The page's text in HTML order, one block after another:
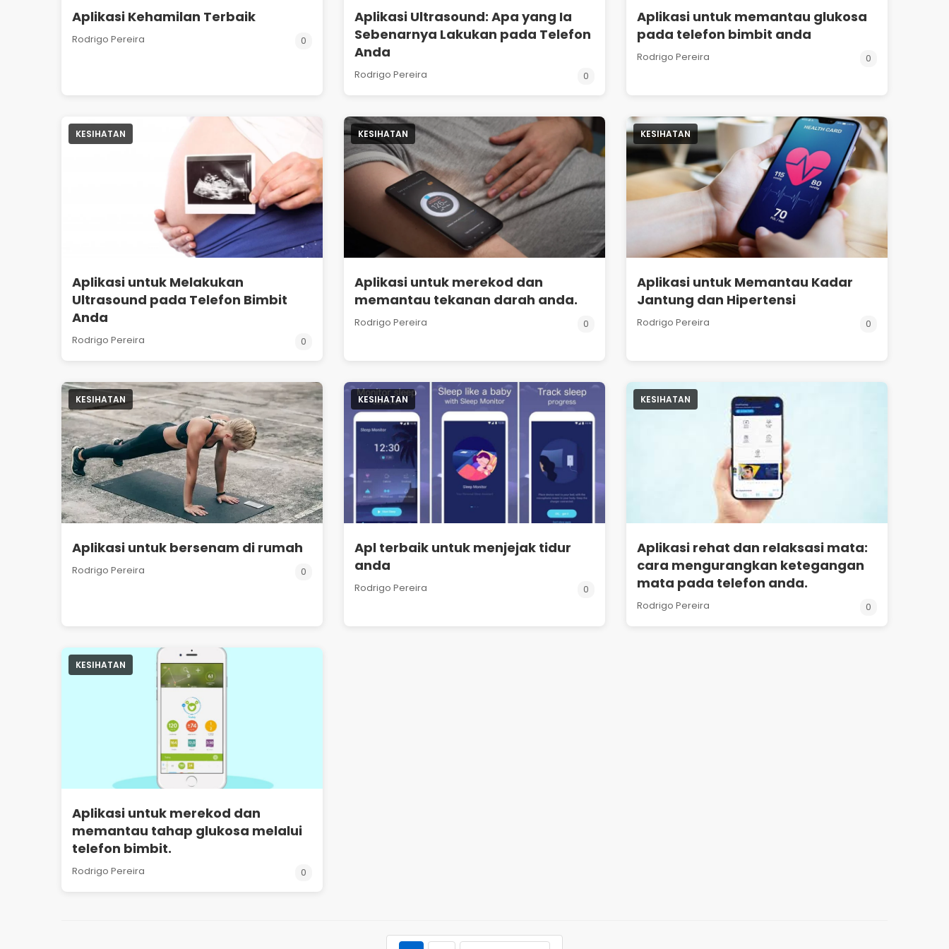
Aplikasi Kehamilan Terbaik
Rodrigo Pereira 0
Aplikasi Ultrasound: Apa yang Ia
Sebenarnya Lakukan pada Telefon
Anda
Rodrigo Pereira 0
Aplikasi untuk memantau glukosa
pada telefon bimbit anda
Rodrigo Pereira 0
KESIHATAN
Aplikasi untuk Melakukan
Ultrasound pada Telefon Bimbit
Anda
Rodrigo Pereira 0
KESIHATAN
Aplikasi untuk merekod dan
memantau tekanan darah anda.
Rodrigo Pereira 0
KESIHATAN
Aplikasi untuk Memantau Kadar
Jantung dan Hipertensi
Rodrigo Pereira 0
KESIHATAN
Aplikasi untuk bersenam di rumah
Rodrigo Pereira 0
KESIHATAN
Apl terbaik untuk menjejak tidur
anda
Rodrigo Pereira 0
KESIHATAN
Aplikasi rehat dan relaksasi mata:
cara mengurangkan ketegangan
mata pada telefon anda.
Rodrigo Pereira 0
KESIHATAN
Aplikasi untuk merekod dan
memantau tahap glukosa melalui
telefon bimbit.
Rodrigo Pereira 0